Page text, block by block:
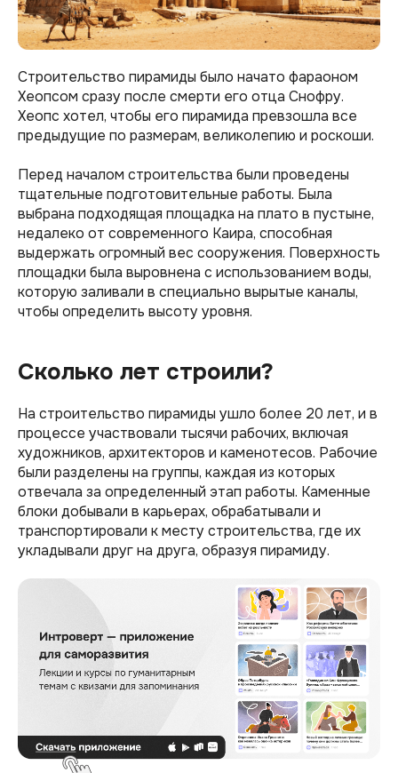
Строительство пирамиды было начато фараоном
Хеопсом сразу после смерти его отца Снофру.
Хеопс хотел, чтобы его пирамида превзошла все
предыдущие по размерам, великолепию и роскоши.
Перед началом строительства были проведены
тщательные подготовительные работы. Была
выбрана подходящая площадка на плато в пустыне,
недалеко от современного Каира, способная
выдержать огромный вес сооружения. Поверхность
площадки была выровнена с использованием воды,
которую заливали в специально вырытые каналы,
чтобы определить высоту уровня.
Сколько лет строили?
На строительство пирамиды ушло более 20 лет, и в
процессе участвовали тысячи рабочих, включая
художников, архитекторов и каменотесов. Рабочие
были разделены на группы, каждая из которых
отвечала за определенный этап работы. Каменные
блоки добывали в карьерах, обрабатывали и
транспортировали к месту строительства, где их
укладывали друг на друга, образуя пирамиду.